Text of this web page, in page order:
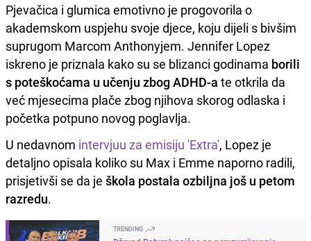
Pjevačica i glumica emotivno je progovorila o
akademskom uspjehu svoje djece, koju dijeli s bivšim
suprugom Marcom Anthonyjem. Jennifer Lopez
iskreno je priznala kako su se blizanci godinama borili
s poteškoćama u učenju zbog ADHD-a te otkrila da
već mjesecima plače zbog njihova skorog odlaska i
početka potpuno novog poglavlja.
U nedavnom intervjuu za emisiju 'Extra', Lopez je
detaljno opisala koliko su Max i Emme naporno radili,
prisjetivši se da je škola postala ozbiljna još u petom
razredu.
TRENDING